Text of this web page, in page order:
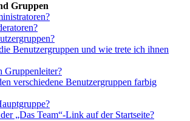
Gruppen
Benutzergruppen und wie trete ich ihnen
Gruppenleiter?
verschiedene Benutzergruppen farbig
„Das Team“-Link auf der Startseite?